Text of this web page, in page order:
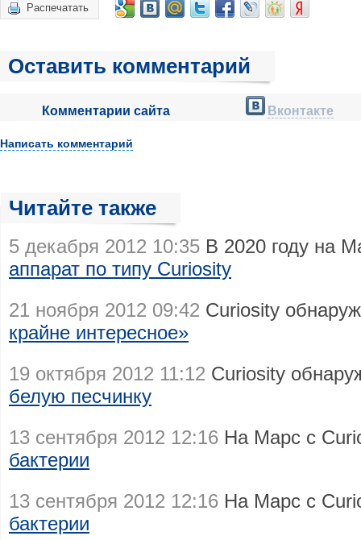
Распечатать
Оставить комментарий
Комментарии сайта Вконтакте
Написать комментарий
Читайте также
5 декабря 2012 10:35 В 2020 году на
аппарат по типу Curiosity
21 ноября 2012 09:42 Curiosity
крайне интересное»
19 октября 2012 11:12 Curiosity
белую песчинку
13 сентября 2012 12:16 На Марс с
бактерии
13 сентября 2012 12:16 На Марс с
бактерии